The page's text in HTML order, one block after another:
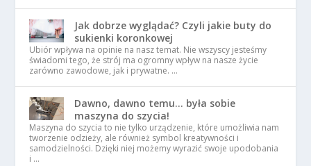
Jak dobrze wyglądać? Czyli jakie buty do
sukienki koronkowej
Ubiór wpływa na opinie na nasz temat. Nie wszyscy jesteśmy
świadomi tego, że strój ma ogromny wpływ na nasze życie
zarówno zawodowe, jak i prywatne. …
Dawno, dawno temu… była sobie
maszyna do szycia!
Maszyna do szycia to nie tylko urządzenie, które umożliwia nam
tworzenie odzieży, ale również symbol kreatywności i
samodzielności. Dzięki niej możemy wyrazić swoje upodobania
i …